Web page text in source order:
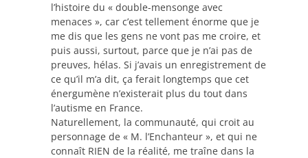
l’histoire du « double-mensonge avec
menaces », car c’est tellement énorme que je
me dis que les gens ne vont pas me croire, et
puis aussi, surtout, parce que je n’ai pas de
preuves, hélas. Si j’avais un enregistrement de
ce qu’il m’a dit, ça ferait longtemps que cet
énergumène n’existerait plus du tout dans
l’autisme en France.
Naturellement, la communauté, qui croit au
personnage de « M. l’Enchanteur », et qui ne
connaît RIEN de la réalité, me traîne dans la